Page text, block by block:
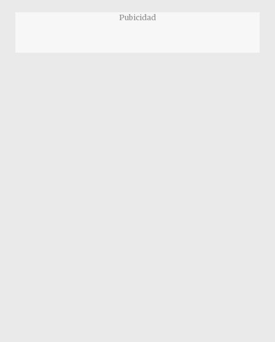
Pubicidad